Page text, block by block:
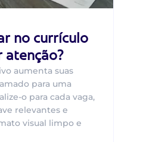
no currículo
atenção?
aumenta suas
para uma
o para cada vaga,
relevantes e
visual limpo e